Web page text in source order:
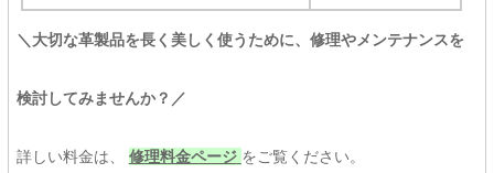
＼大切な革製品を長く美しく使うために、修理やメンテナンスを
検討してみませんか？／
詳しい料金は、 修理料金ページ をご覧ください。